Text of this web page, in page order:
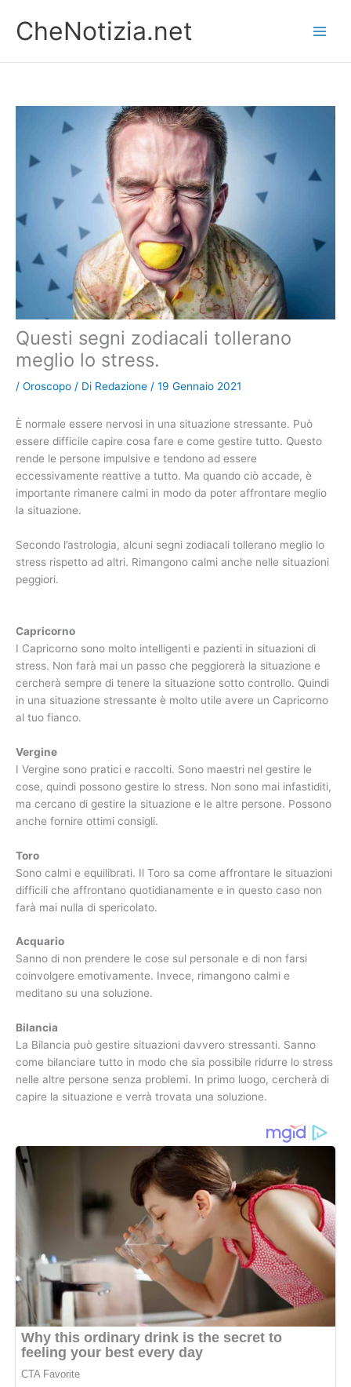
contenuto
CheNotizia.net
Questi segni zodiacali tollerano
meglio lo stress.
/ Oroscopo / Di Redazione / 19 Gennaio 2021
È normale essere nervosi in una situazione stressante. Può
essere difficile capire cosa fare e come gestire tutto. Questo
rende le persone impulsive e tendono ad essere
eccessivamente reattive a tutto. Ma quando ciò accade, è
importante rimanere calmi in modo da poter affrontare meglio
la situazione.
Secondo l’astrologia, alcuni segni zodiacali tollerano meglio lo
stress rispetto ad altri. Rimangono calmi anche nelle situazioni
peggiori.
Capricorno
I Capricorno sono molto intelligenti e pazienti in situazioni di
stress. Non farà mai un passo che peggiorerà la situazione e
cercherà sempre di tenere la situazione sotto controllo. Quindi
in una situazione stressante è molto utile avere un Capricorno
al tuo fianco.
Vergine
I Vergine sono pratici e raccolti. Sono maestri nel gestire le
cose, quindi possono gestire lo stress. Non sono mai infastiditi,
ma cercano di gestire la situazione e le altre persone. Possono
anche fornire ottimi consigli.
Toro
Sono calmi e equilibrati. Il Toro sa come affrontare le situazioni
difficili che affrontano quotidianamente e in questo caso non
farà mai nulla di spericolato.
Acquario
Sanno di non prendere le cose sul personale e di non farsi
coinvolgere emotivamente. Invece, rimangono calmi e
meditano su una soluzione.
Bilancia
La Bilancia può gestire situazioni davvero stressanti. Sanno
come bilanciare tutto in modo che sia possibile ridurre lo stress
nelle altre persone senza problemi. In primo luogo, cercherà di
capire la situazione e verrà trovata una soluzione.